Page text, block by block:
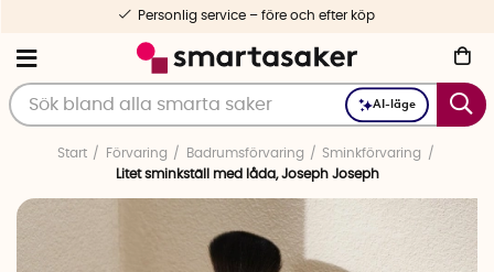
AI-läge
Personlig service – före och efter köp
Start Förvaring Badrumsförvaring
Sminkförvaring
Litet sminkställ med låda, Joseph Joseph